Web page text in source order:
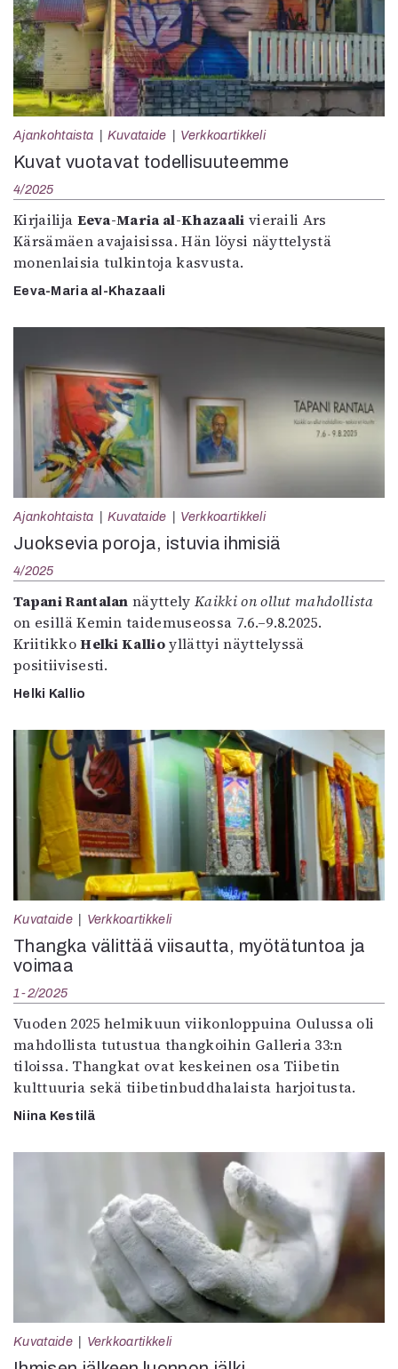
Ajankohtaista Kuvataide Verkkoartikkeli
Kuvat vuotavat todellisuuteemme
4/2025
Kirjailija Eeva-Maria al-Khazaali vieraili Ars
Kärsämäen avajaisissa. Hän löysi näyttelystä
monenlaisia tulkintoja kasvusta.
Eeva-Maria al-Khazaali
Ajankohtaista Kuvataide Verkkoartikkeli
Juoksevia poroja, istuvia ihmisiä
4/2025
Tapani Rantalan näyttelyKaikki on ollut mahdollista
on esillä Kemin taidemuseossa 7.6.–9.8.2025.
KriitikkoHelki Kallioyllättyi näyttelyssä
positiivisesti.
Helki Kallio
Kuvataide Verkkoartikkeli
Thangka välittää viisautta, myötätuntoa ja
voimaa
1-2/2025
Vuoden 2025 helmikuun viikonloppuina Oulussa oli
mahdollista tutustua thangkoihin Galleria 33:n
tiloissa. Thangkat ovat keskeinen osa Tiibetin
kulttuuria sekä tiibetinbuddhalaista harjoitusta.
Niina Kestilä
Kuvataide Verkkoartikkeli